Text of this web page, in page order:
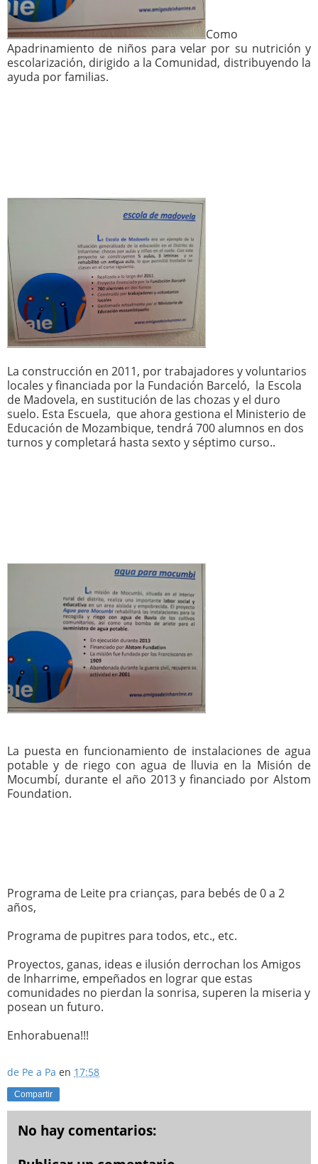
Como
Apadrinamiento de niños para velar por su nutrición y
escolarización, dirigido a la Comunidad, distribuyendo la
ayuda por familias.
La construcción en 2011, por trabajadores y voluntarios
locales y financiada por la Fundación Barceló, la Escola
de Madovela, en sustitución de las chozas y el duro
suelo. Esta Escuela, que ahora gestiona el Ministerio de
Educación de Mozambique, tendrá 700 alumnos en dos
turnos y completará hasta sexto y séptimo curso..
La puesta en funcionamiento de instalaciones de agua
potable y de riego con agua de lluvia en la Misión de
Mocumbí, durante el año 2013 y financiado por Alstom
Foundation.
Programa de Leite pra crianças, para bebés de 0 a 2
años,
Programa de pupitres para todos, etc., etc.
Proyectos, ganas, ideas e ilusión derrochan los Amigos
de Inharrime, empeñados en lograr que estas
comunidades no pierdan la sonrisa, superen la miseria y
posean un futuro.
Enhorabuena!!!
de Pe a Pa en 17:58
Compartir
No hay comentarios: